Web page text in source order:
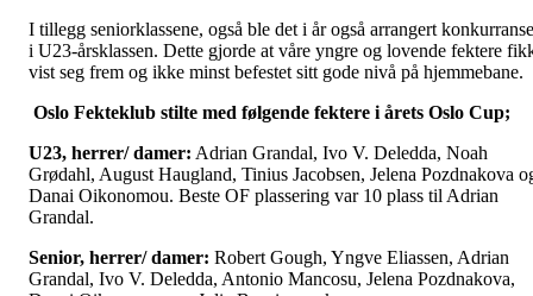
I tillegg seniorklassene, også ble det i år også arrangert
i U23-årsklassen. Dette gjorde at våre yngre og lovende fektere
vist seg frem og ikke minst befestet sitt gode nivå på hjemmebane.
Oslo Fekteklub stilte med følgende fektere i årets Oslo Cup;
U23, herrer/ damer: Adrian Grandal, Ivo V. Deledda, Noah
Grødahl, August Haugland, Tinius Jacobsen, Jelena Pozdnakova
Danai Oikonomou. Beste OF plassering var 10 plass til Adrian
Grandal.
Senior, herrer/ damer: Robert Gough, Yngve Eliassen, Adrian
Grandal, Ivo V. Deledda, Antonio Mancosu, Jelena Pozdnakova,